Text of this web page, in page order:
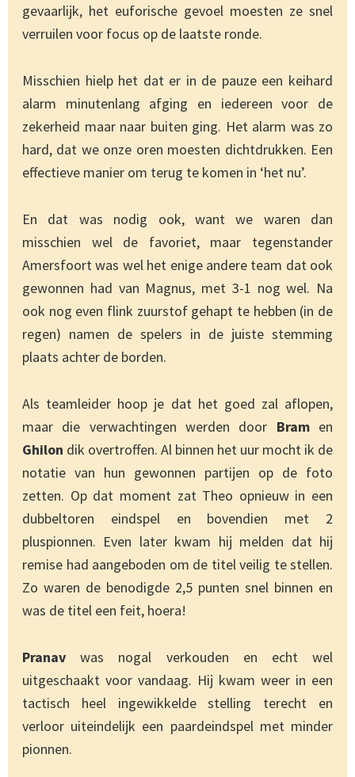
gevaarlijk, het euforische gevoel moesten ze snel
verruilen voor focus op de laatste ronde.
Misschien hielp het dat er in de pauze een keihard
alarm minutenlang afging en iedereen voor de
zekerheid maar naar buiten ging. Het alarm was zo
hard, dat we onze oren moesten dichtdrukken. Een
effectieve manier om terug te komen in ‘het nu’.
En dat was nodig ook, want we waren dan
misschien wel de favoriet, maar tegenstander
Amersfoort was wel het enige andere team dat ook
gewonnen had van Magnus, met 3-1 nog wel. Na
ook nog even flink zuurstof gehapt te hebben (in de
regen) namen de spelers in de juiste stemming
plaats achter de borden.
Als teamleider hoop je dat het goed zal aflopen,
maar die verwachtingen werden door Bramen
Ghilon dik overtroffen. Al binnen het uur mocht ik de
notatie van hun gewonnen partijen op de foto
zetten. Op dat moment zat Theo opnieuw in een
dubbeltoren eindspel en bovendien met 2
pluspionnen. Even later kwam hij melden dat hij
remise had aangeboden om de titel veilig te stellen.
Zo waren de benodigde 2,5 punten snel binnen en
was de titel een feit, hoera!
Pranavwas nogal verkouden en echt wel
uitgeschaakt voor vandaag. Hij kwam weer in een
tactisch heel ingewikkelde stelling terecht en
verloor uiteindelijk een paardeindspel met minder
pionnen.